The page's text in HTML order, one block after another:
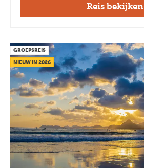
Reis bekijken
GROEPSREIS
NIEUW IN 2026